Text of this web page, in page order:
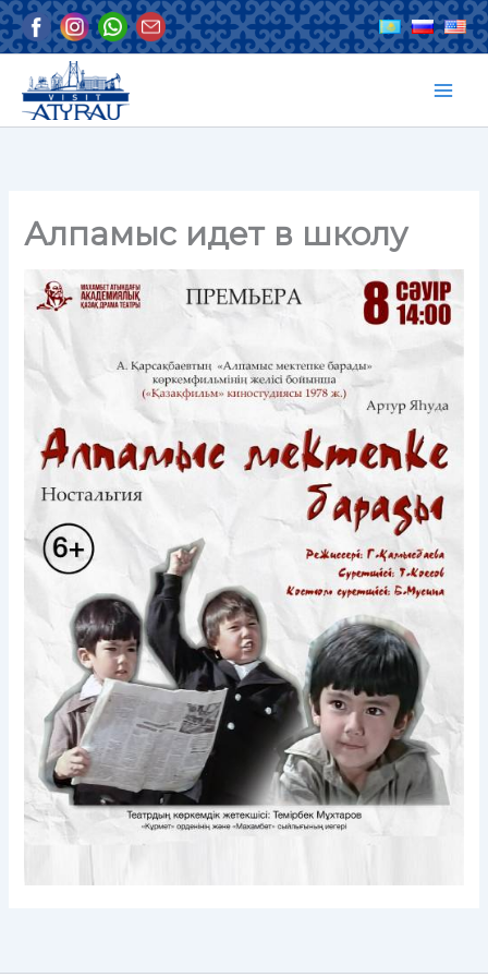
Перейти
к
содержимому
Алпамыс идет в школу